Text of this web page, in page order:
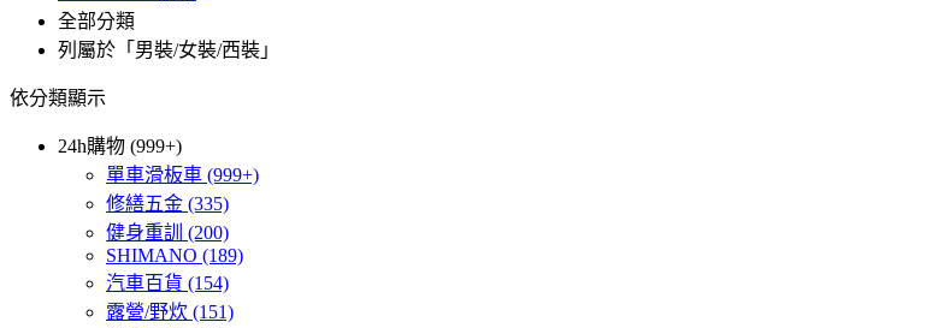
全部分類
列屬於「男裝/女裝/西裝」
依分類顯示
24h購物 (999+)
單車滑板車 (999+)
修繕五金 (335)
健身重訓
(200)
SHIMANO (189)
汽車百貨 (154)
露營/野炊 (151)